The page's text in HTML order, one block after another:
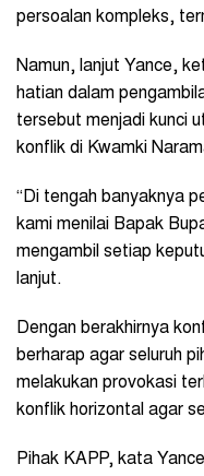
persoalan kompleks,
Namun, lanjut Yance,
hatian dalam
tersebut menjadi kunci
konflik di Kwamki
“Di tengah banyaknya
kami menilai Bapak
mengambil setiap
lanjut.
Dengan berakhirnya
berharap agar seluruh
melakukan provokasi
konflik horizontal agar
Pihak KAPP, kata